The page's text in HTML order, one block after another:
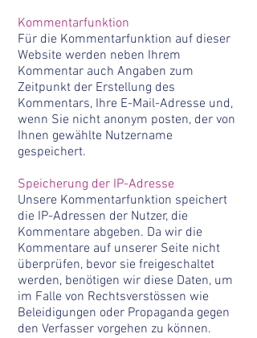
Kommentarfunktion
Für die Kommentarfunktion auf dieser
Website werden neben Ihrem
Kommentar auch Angaben zum
Zeitpunkt der Erstellung des
Kommentars, Ihre E-Mail-Adresse und,
wenn Sie nicht anonym posten, der von
Ihnen gewählte Nutzername
gespeichert.
Speicherung der IP-Adresse
Unsere Kommentarfunktion speichert
die IP-Adressen der Nutzer, die
Kommentare abgeben. Da wir die
Kommentare auf unserer Seite nicht
überprüfen, bevor sie freigeschaltet
werden, benötigen wir diese Daten, um
im Falle von Rechtsverstössen wie
Beleidigungen oder Propaganda gegen
den Verfasser vorgehen zu können.